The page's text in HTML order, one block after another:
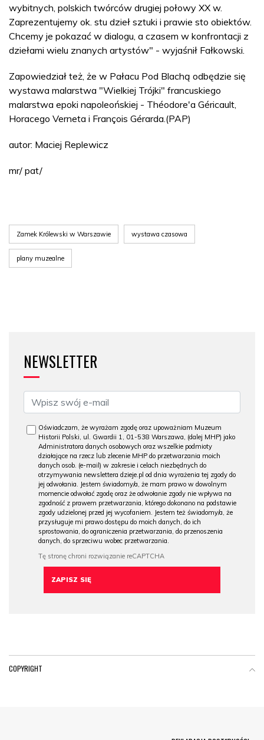
wybitnych, polskich twórców drugiej połowy XX w.
Zaprezentujemy ok. stu dzieł sztuki i prawie sto obiektów.
Chcemy je pokazać w dialogu, a czasem w konfrontacji z
dziełami wielu znanych artystów" - wyjaśnił Fałkowski.
Zapowiedział też, że w Pałacu Pod Blachą odbędzie się
wystawa malarstwa "Wielkiej Trójki" francuskiego
malarstwa epoki napoleońskiej - Théodore'a Géricault,
Horacego Verneta i François Gérarda.(PAP)
autor: Maciej Replewicz
mr/ pat/
Zamek Królewski w Warszawie wystawa czasowa
plany muzealne
NEWSLETTER
Oświadczam, że wyrażam zgodę oraz upoważniam Muzeum
Historii Polski, ul. Gwardii 1, 01-538 Warszawa, (dalej MHP) jako
Administratora danych osobowych oraz wszelkie podmioty
działające na rzecz lub zlecenie MHP do przetwarzania moich
danych osob. (e-mail) w zakresie i celach niezbędnych do
otrzymywania newslettera dzieje.pl od dnia wyrażenia tej zgody do
jej odwołania. Jestem świadomy/a, że mam prawo w dowolnym
momencie odwołać zgodę oraz że odwołanie zgody nie wpływa na
zgodność z prawem przetwarzania, którego dokonano na podstawie
zgody udzielonej przed jej wycofaniem. Jestem też świadomy/a, że
przysługuje mi prawo dostępu do moich danych, do ich
sprostowania, do ograniczenia przetwarzania, do przenoszenia
danych, do sprzeciwu wobec przetwarzania.
COPYRIGHT